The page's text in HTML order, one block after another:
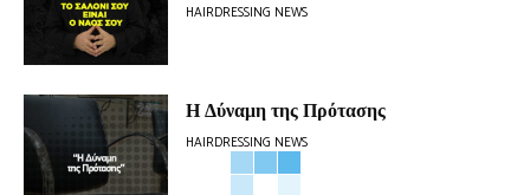
HAIRDRESSING NEWS
Η Δύναμη της Πρότασης
HAIRDRESSING NEWS